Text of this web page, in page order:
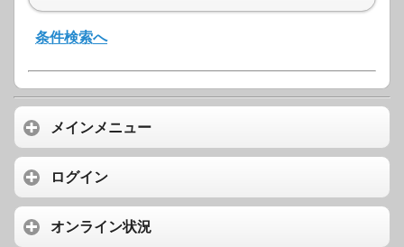
条件検索へ
メインメニュー
ログイン
オンライン状況